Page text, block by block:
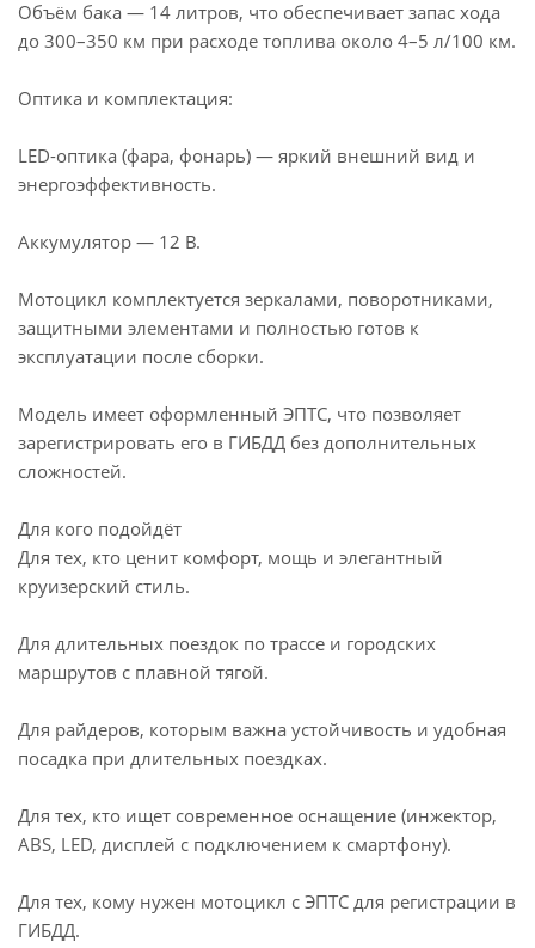
Объём бака — 14 литров, что обеспечивает запас хода
до 300–350 км при расходе топлива около 4–5 л/100 км.
Оптика и комплектация:
LED-оптика (фара, фонарь) — яркий внешний вид и
энергоэффективность.
Аккумулятор — 12 В.
Мотоцикл комплектуется зеркалами, поворотниками,
защитными элементами и полностью готов к
эксплуатации после сборки.
Модель имеет оформленный ЭПТС, что позволяет
зарегистрировать его в ГИБДД без дополнительных
сложностей.
Для кого подойдёт
Для тех, кто ценит комфорт, мощь и элегантный
круизерский стиль.
Для длительных поездок по трассе и городских
маршрутов с плавной тягой.
Для райдеров, которым важна устойчивость и удобная
посадка при длительных поездках.
Для тех, кто ищет современное оснащение (инжектор,
ABS, LED, дисплей с подключением к смартфону).
Для тех, кому нужен мотоцикл с ЭПТС для регистрации в
ГИБДД.